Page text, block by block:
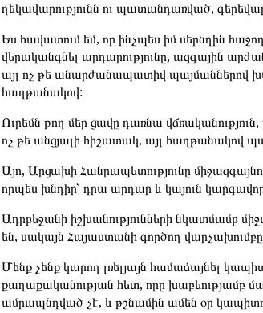
ղեկավարությունն ու պատանդառված,
Ես հավատում եմ, որ ինչպես իմ սերնդին
վերականգնել արդարությունը, ազգային
այլ ոչ թե անարժանապատիվ պայմաններով
հաղթանակով:
Ուրեմն թող մեր ցավը դառնա
ոչ թե անցյալի հիշատակ, այլ հաղթանակով
Այո, Արցախի Հանրապետությունը
որպես խնդիր՝ դրա արդար և կայուն
Ադրբեջանի իշխանությունների նկատմամբ
են, սակայն Հայաստանի գործող
Մենք չենք կարող լռելյայն համաձայնել
քաղաքականության հետ, որը խաբեությամբ
ամրապնդված չէ, և թշնամին ամեն օր